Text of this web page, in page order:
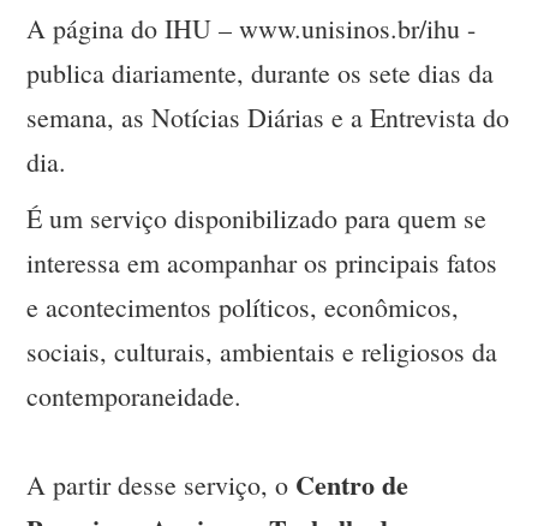
A página do IHU – www.unisinos.br/ihu -
publica diariamente, durante os sete dias da
semana, as Notícias Diárias e a Entrevista do
dia.
É um serviço disponibilizado para quem se
interessa em acompanhar os principais fatos
e acontecimentos políticos, econômicos,
sociais, culturais, ambientais e religiosos da
contemporaneidade.
A partir desse serviço, o Centro de